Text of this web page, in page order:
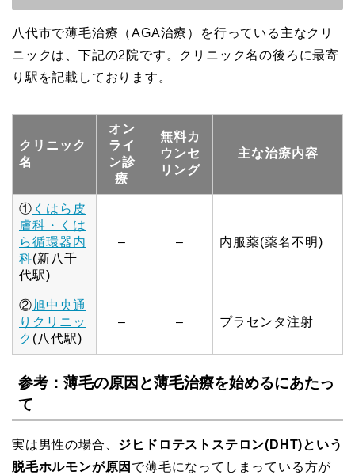
八代市で薄毛治療（AGA治療）を行っている主なクリ
ニックは、下記の2院です。クリニック名の後ろに最寄
り駅を記載しております。
クリニック
名
オン
ライ
ン診
療
無料カ
ウンセ
リング
主な治療内容
① くはら皮
膚科・くは
ら循環器内
科(新八千
代駅)
– – 内服薬(薬名不明)
②旭中央通
りクリニッ
ク (八代駅)
– – プラセンタ注射
参考：薄毛の原因と薄毛治療を始めるにあたっ
て
実は男性の場合、 ジヒドロテストステロン(DHT)という
脱毛ホルモンが原因 で薄毛になってしまっている方が